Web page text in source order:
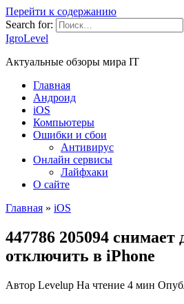
Перейти к содержанию
Search for:
IgroLevel
Актуальные обзоры мира IT
Главная
Андроид
iOS
Компьютеры
Ошибки и сбои
Антивирус
Онлайн сервисы
Лайфхаки
О сайте
Главная » iOS
447786 205094 снимает
отключить в iPhone
Автор Levelup На чтение 4 мин